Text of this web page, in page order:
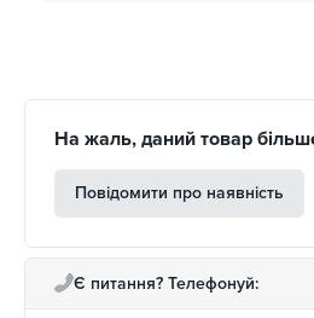
На жаль, даний товар
Повідомити про наявність
Є питання? Телефонуй: